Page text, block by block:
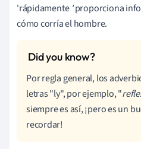
'rápidamente 'proporciona
cómo corría el hombre.
Por regla general, los
letras "ly", por ejemplo, "
siempre es así, ¡pero es un
recordar!